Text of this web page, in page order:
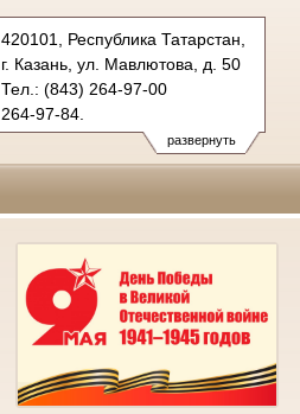
развернуть
420101, Республика Татарстан,
г. Казань, ул. Мавлютова, д. 50
Тел.: (843) 264-97-00
264-97-84.
privolzhsky.tat@sudrf.ru